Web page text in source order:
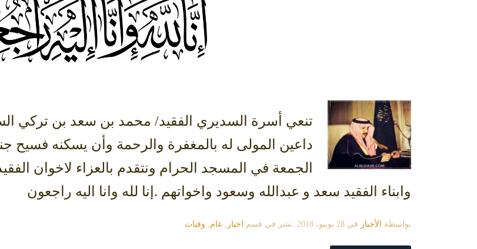
تنعي أسرة السديري الفقيد/ محمد بن سعد بن تركي
داعين المولى له بالمغفرة والرحمة وأن يسكنه فسيح
الجمعة في المسجد الحرام ونتقدم بالعزاء لاخوان
وابناء الفقيد سعد و عبدالله وسعود واخواتهم .إنا لله وانا اليه راجعون
بواسطة الأخبار في 28 يونيو، 2018 . نشر في قسم اخبار , عام, وفيات